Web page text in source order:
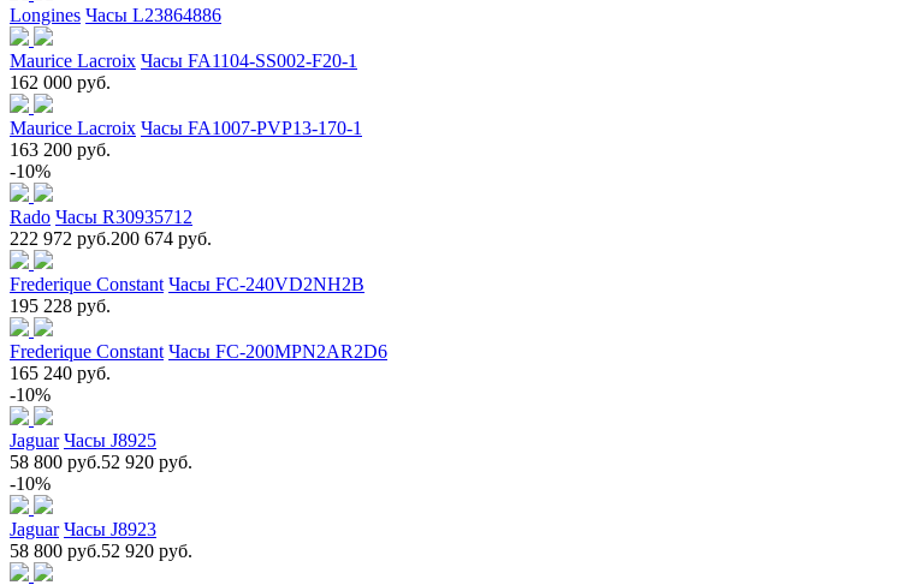
Longines Часы L23864886
Maurice Lacroix Часы FA1104-SS002-F20-1
162 000 руб.
Maurice Lacroix Часы FA1007-PVP13-170-1
163 200 руб.
-10%
Rado Часы R30935712
222 972 руб.200 674 руб.
Frederique Constant Часы FC-240VD2NH2B
195 228 руб.
Frederique Constant Часы FC-200MPN2AR2D6
165 240 руб.
-10%
Jaguar Часы J8925
58 800 руб.52 920 руб.
-10%
Jaguar Часы J8923
58 800 руб.52 920 руб.